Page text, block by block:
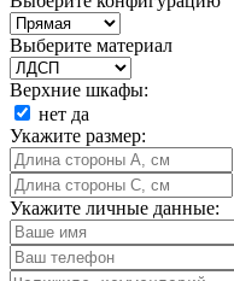
Выберите материал
Верхние шкафы:
нет да
Укажите размер:
Укажите личные данные: